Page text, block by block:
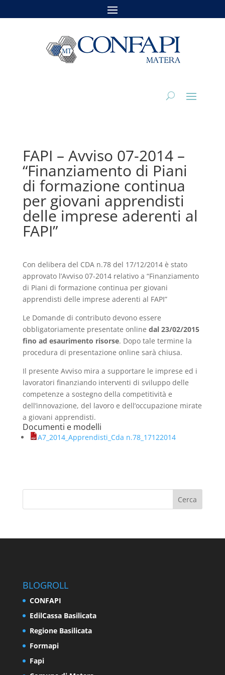
FAPI – Avviso 07-2014 –
“Finanziamento di Piani
di formazione continua
per giovani apprendisti
delle imprese aderenti al
FAPI”
Con delibera del CDA n.78 del 17/12/2014 è stato
approvato l’Avviso 07-2014 relativo a “Finanziamento
di Piani di formazione continua per giovani
apprendisti delle imprese aderenti al FAPI”
Le Domande di contributo devono essere
obbligatoriamente presentate online dal 23/02/2015
fino ad esaurimento risorse. Dopo tale termine la
procedura di presentazione online sarà chiusa.
Il presente Avviso mira a supportare le imprese ed i
lavoratori finanziando interventi di sviluppo delle
competenze a sostegno della competitività e
dell’innovazione, del lavoro e dell’occupazione mirate
a giovani apprendisti.
Documenti e modelli
A7_2014_Apprendisti_Cda n.78_17122014
BLOGROLL
CONFAPI
EdilCassa Basilicata
Regione Basilicata
Formapi
Fapi